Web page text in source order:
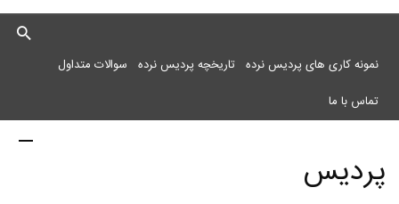
نمونه کاری های پردیس نرده تاریخچه پردیس نرده سوالات متداول
تماس با ما
پردیس